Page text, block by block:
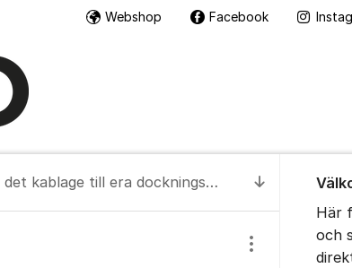
Webshop Facebook
Till senaste
Ingår det kablage till era dockningsstationer?
Visa/dölj
Här
och